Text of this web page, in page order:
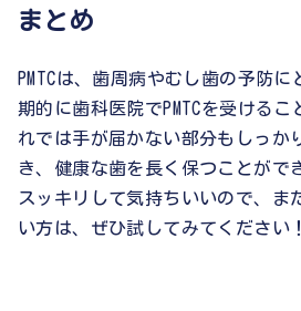
まとめ
PMTCは、歯周病やむし歯の予防
期的に歯科医院でPMTCを受ける
れでは手が届かない部分もしっか
き、健康な歯を長く保つことがで
スッキリして気持ちいいので、ま
い方は、ぜひ試してみてください！